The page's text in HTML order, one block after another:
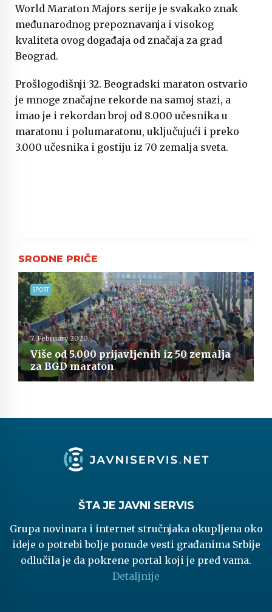
World Maraton Majors serije je svakako znak
međunarodnog prepoznavanja i visokog
kvaliteta ovog događaja od značaja za grad
Beograd.
Prošlogodišnji 32. Beogradski maraton ostvario
je mnoge značajne rekorde na samoj stazi, a
imao je i rekordan broj od 8.000 učesnika u
maratonu i polumaratonu, uključujući i preko
3.000 učesnika i gostiju iz 70 zemalja sveta.
SPORT
7. February 2020.
Više od 5.000 prijavljenih iz 50 zemalja
za BGD maraton
ŠTA JE JAVNI SERVIS
Grupa novinara i internet stručnjaka okupljena oko
ideje o potrebi bolje ponude vesti građanima Srbije
odlučila je da pokrene portal koji je pred vama.
Detaljnije